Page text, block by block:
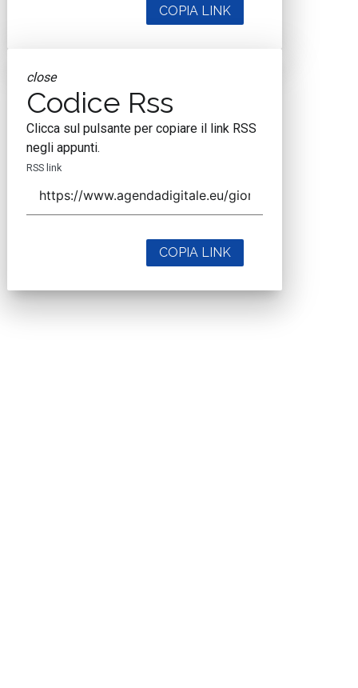
COPIA LINK
close
Codice Rss
Clicca sul pulsante per copiare il link RSS
negli appunti.
RSS link
COPIA LINK